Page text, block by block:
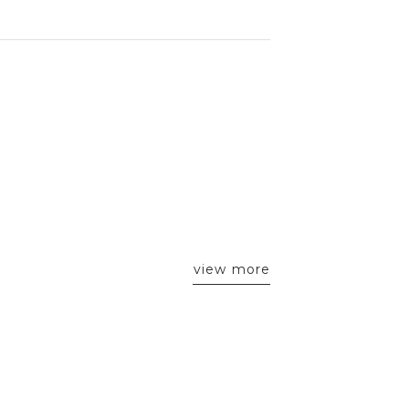
view more